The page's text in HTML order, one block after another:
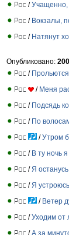
/Учащенно,
/ Вокзалы,
/ Натянут
Опубликовано:
/
/ Меня
/ Подсядь
/ По
/Утром
/ В ту ночь
/ Я
/ Я
/ Ветер
/Уходим от
/А за